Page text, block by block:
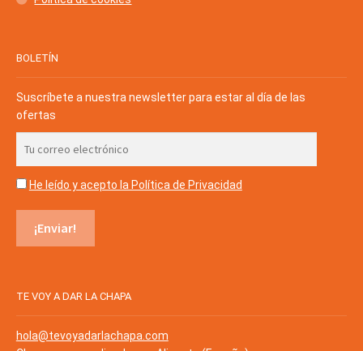
BOLETÍN
Suscríbete a nuestra newsletter para estar al día de las
ofertas
He leído y acepto la Política de Privacidad
TE VOY A DAR LA CHAPA
hola@tevoyadarlachapa.com